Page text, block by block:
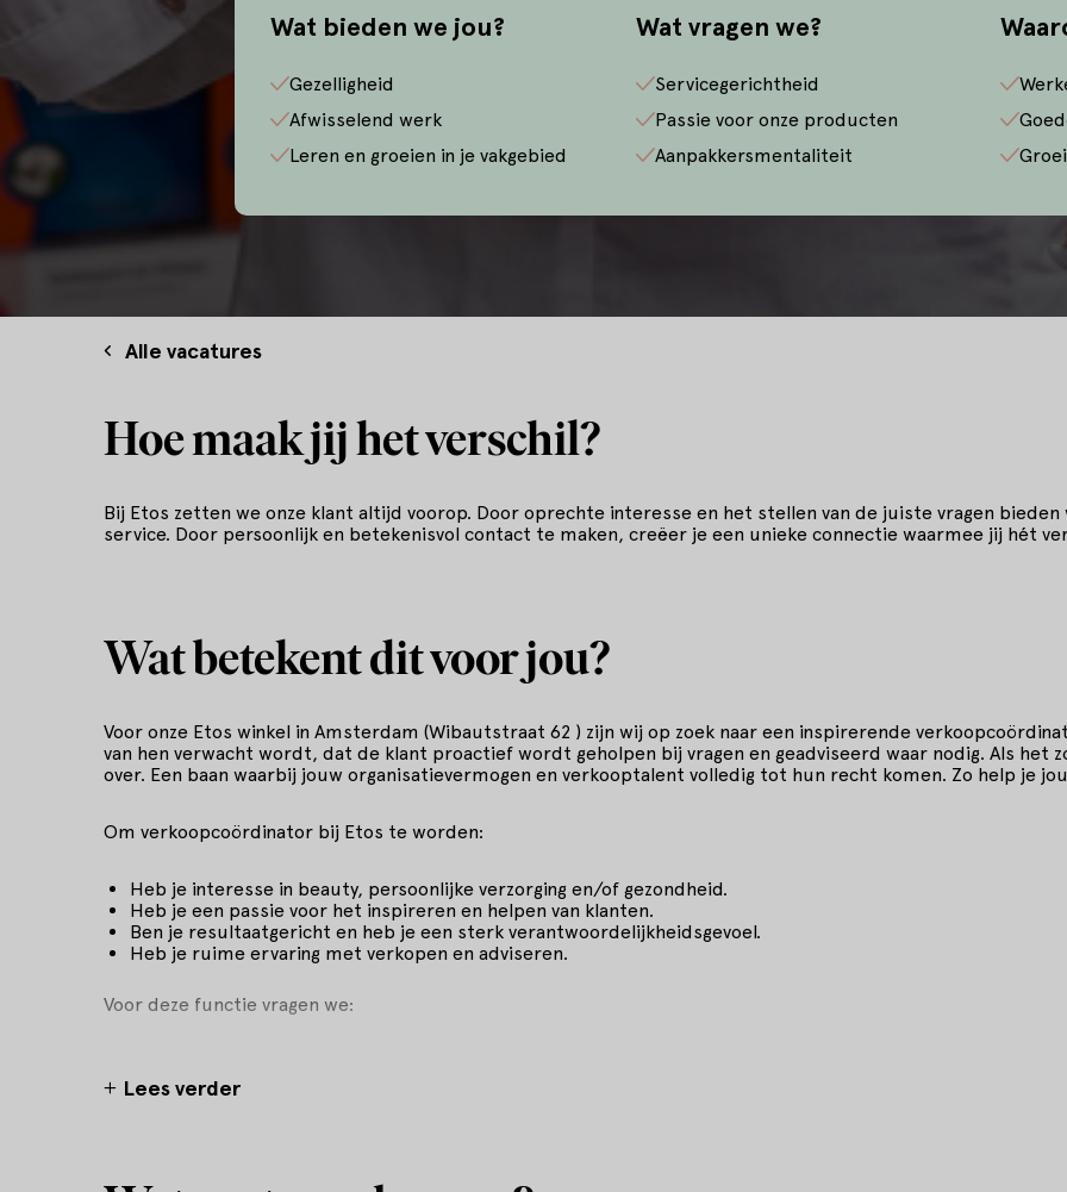
Wat bieden we jou?
Gezelligheid
Afwisselend werk
Leren en groeien in je vakgebied
Wat vragen we?
Servicegerichtheid
Passie voor onze producten
Aanpakkersmentaliteit
Alle vacatures
Hoe maak jij het verschil?
Bij Etos zetten we onze klant altijd voorop. Door oprechte interesse en het stellen van de juiste vragen
service. Door persoonlijk en betekenisvol contact te maken, creëer je een unieke connectie waarmee jij hét
Wat betekent dit voor jou?
Voor onze Etos winkel in Amsterdam (Wibautstraat 62 ) zijn wij op zoek naar een inspirerende
van hen verwacht wordt, dat de klant proactief wordt geholpen bij vragen en geadviseerd waar nodig. Als het
over. Een baan waarbij jouw organisatievermogen en verkooptalent volledig tot hun recht komen. Zo help je
Om verkoopcoördinator bij Etos te worden:
Heb je interesse in beauty, persoonlijke verzorging en/of gezondheid.
Heb je een passie voor het inspireren en helpen van klanten.
Ben je resultaatgericht en heb je een sterk verantwoordelijkheidsgevoel.
Heb je ruime ervaring met verkopen en adviseren.
Voor deze functie vragen we:
Minimaal assistent drogist diploma of de bereidheid om dit diploma te halen op onze kosten.
Lees verder